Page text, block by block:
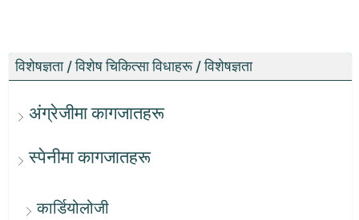
विशेषज्ञता / विशेष चिकित्सा विधाहरू / विशेषज्ञता
अंग्रेजीमा कागजातहरू
स्पेनीमा कागजातहरू
कार्डियोलोजी